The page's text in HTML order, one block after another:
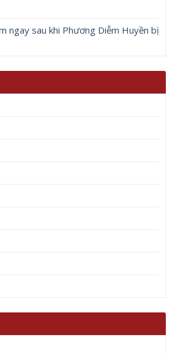
ngay sau khi Phương Diễm Huyền bị